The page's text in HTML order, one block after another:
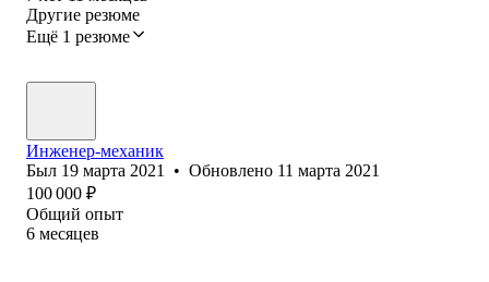
Другие резюме
Ещё 1 резюме
Инженер-механик
Был 19 марта 2021 • Обновлено 11 марта 2021
100 000 ₽
Общий опыт
6 месяцев